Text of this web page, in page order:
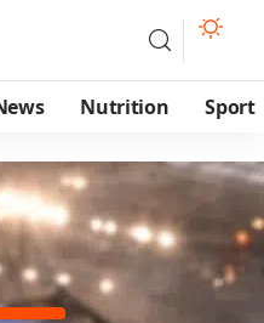
Nutrition Sport